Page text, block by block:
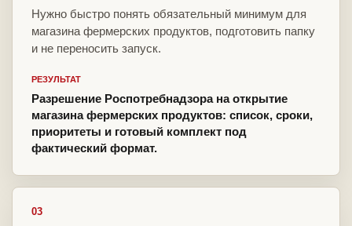
Нужно быстро понять обязательный минимум для
магазина фермерских продуктов, подготовить папку
и не переносить запуск.
РЕЗУЛЬТАТ
Разрешение Роспотребнадзора на открытие
магазина фермерских продуктов: список, сроки,
приоритеты и готовый комплект под
фактический формат.
03